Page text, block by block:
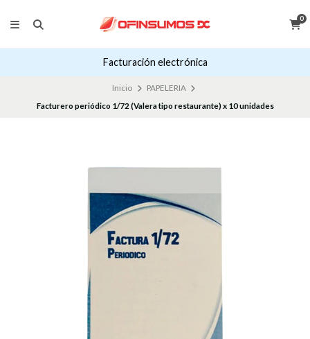
0
Facturación electrónica
Inicio
PAPELERIA
Facturero periódico 1/72 (Valera tipo restaurante) x 10 unidades